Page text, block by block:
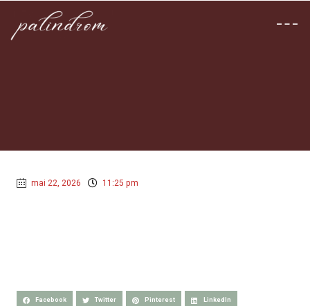
mai 22, 2026 11:25 pm
Facebook Twitter Pinterest LinkedIn